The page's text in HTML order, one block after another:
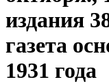
издания
газета
1931 года